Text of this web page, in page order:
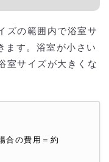
ズの範囲内で浴室サ
ます。浴室が小さい
室サイズが大きくな
合の費用＝約